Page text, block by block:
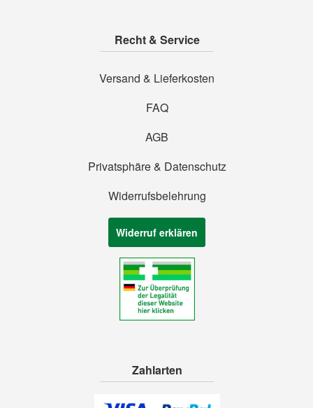
Recht & Service
Versand & Lieferkosten
FAQ
AGB
Privatsphäre & Datenschutz
Widerrufsbelehrung
Widerruf erklären
Zahlarten